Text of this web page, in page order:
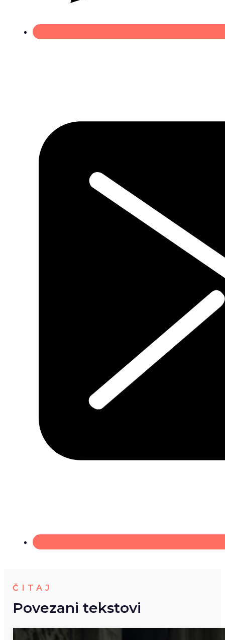
ČITAJ
Povezani tekstovi